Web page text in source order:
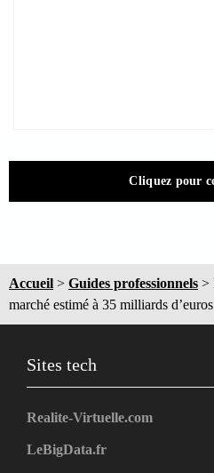
Cliquez pour
Accueil > Guides professionnels >
marché estimé à 35 milliards d’euros
Sites tech
Realite-Virtuelle.com
LeBigData.fr